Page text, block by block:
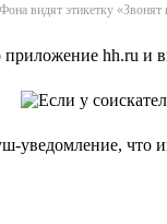
видят этикетку
приложение hh.ru
уведомление, что